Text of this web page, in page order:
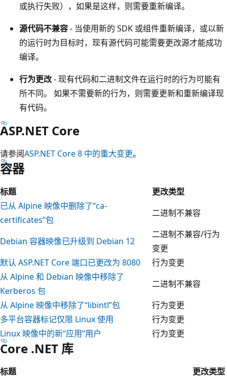
或执行失败），如果是这样，则需要重新编译。
源代码不兼容- 当使用新的 SDK 或组件重新编译，或以新
的运行时为目标时，现有源代码可能需要更改源才能成功
编译。
行为更改- 现有代码和二进制文件在运行时的行为可能有
所不同。 如果不需要新的行为，则需要更新和重新编译现
有代码。
ASP.NET Core
请参阅ASP.NET Core 8 中的重大变更。
容器
标题
更改类型
已从 Alpine 映像中删除了“ca-
certificates”包
二进制不兼容
Debian 容器映像已升级到 Debian 12
二进制不兼容/行为
变更
默认 ASP.NET Core 端口已更改为 8080
行为变更
从 Alpine 和 Debian 映像中移除了
Kerberos 包
二进制不兼容
从 Alpine 映像中移除了“libintl”包
行为变更
多平台容器标记仅限 Linux 使用
行为变更
Linux 映像中的新“应用”用户
行为变更
Core .NET 库
标题
更改类型